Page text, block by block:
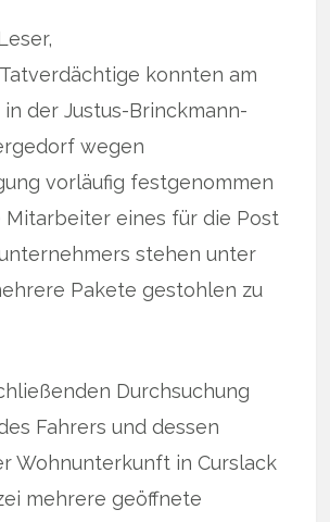
konnten am
der Justus-Brinckmann-
wegen
vorläufig festgenommen
Mitarbeiter eines für die Post
stehen unter
Pakete gestohlen zu
Durchsuchung
Fahrers und dessen
Wohnunterkunft in Curslack
mehrere geöffnete